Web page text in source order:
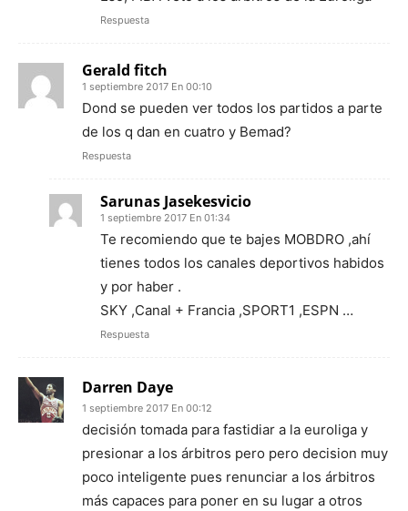
Respuesta
Gerald fitch
1 septiembre 2017 En 00:10
Dond se pueden ver todos los partidos a parte
de los q dan en cuatro y Bemad?
Respuesta
Sarunas Jasekesvicio
1 septiembre 2017 En 01:34
Te recomiendo que te bajes MOBDRO ,ahí
tienes todos los canales deportivos habidos
y por haber .
SKY ,Canal + Francia ,SPORT1 ,ESPN …
Respuesta
Darren Daye
1 septiembre 2017 En 00:12
decisión tomada para fastidiar a la euroliga y
presionar a los árbitros pero pero decision muy
poco inteligente pues renunciar a los árbitros
más capaces para poner en su lugar a otros